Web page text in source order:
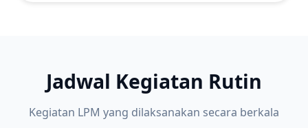
Jadwal Kegiatan Rutin
Kegiatan LPM yang dilaksanakan secara berkala